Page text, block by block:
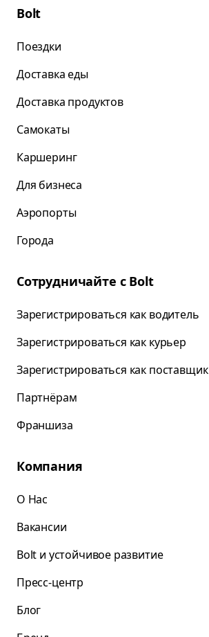
Bolt
Поездки
Доставка еды
Доставка продуктов
Самокаты
Каршеринг
Для бизнеса
Аэропорты
Города
Сотрудничайте с Bolt
Зарегистрироваться как водитель
Зарегистрироваться как курьер
Зарегистрироваться как поставщик
Партнёрам
Франшиза
Компания
О Нас
Вакансии
Bolt и устойчивое развитие
Пресс-центр
Блог